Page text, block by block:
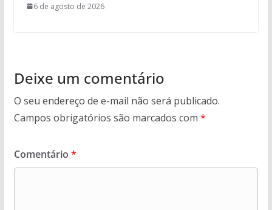
6 de agosto de 2026
Deixe um comentário
O seu endereço de e-mail não será publicado.
Campos obrigatórios são marcados com *
Comentário *